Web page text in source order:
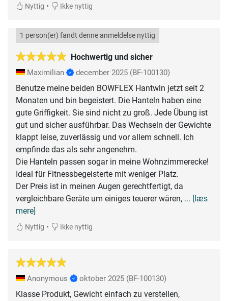
Nyttig • Ikke nyttig
Hochwertig und sicher
1 person(er) fandt denne anmeldelse nyttig
Maximilian december 2025 (BF-100130)
Benutze meine beiden BOWFLEX Hantwln jetzt seit 2
Monaten und bin begeistert. Die Hanteln haben eine
gute Griffigkeit. Sie sind nicht zu groß. Jede Übung ist
gut und sicher ausführbar. Das Wechseln der Gewichte
klappt leise, zuverlässig und vor allem schnell. Ich
empfinde das als sehr angenehm.
Die Hanteln passen sogar in meine Wohnzimmerecke!
Ideal für Fitnessbegeisterte mit weniger Platz.
Der Preis ist in meinen Augen gerechtfertigt, da
vergleichbare Geräte um einiges teuerer wären, ... [læs
mere]
Nyttig • Ikke nyttig
Anonymous oktober 2025 (BF-100130)
Klasse Produkt, Gewicht einfach zu verstellen,